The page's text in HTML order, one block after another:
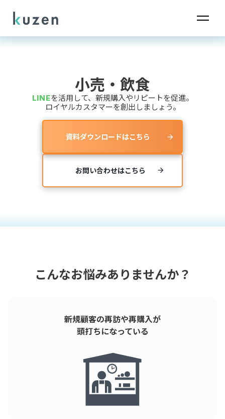
小売・飲食
LINEを活用して、新規購入やリピートを促進。
ロイヤルカスタマーを創出しましょう。
資料ダウンロードはこちら arrow_forward
お問い合わせはこちら arrow_forward
こんなお悩みありませんか？
新規顧客の再訪や再購入が
頭打ちになっている